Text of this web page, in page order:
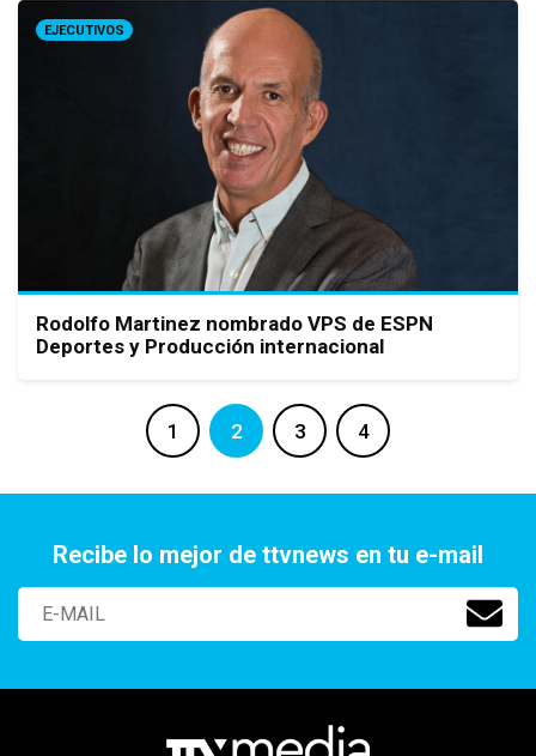
EJECUTIVOS
Rodolfo Martinez nombrado VPS de ESPN
Deportes y Producción internacional
1 2 3 4
Recibe lo mejor de ttvnews en tu e-mail